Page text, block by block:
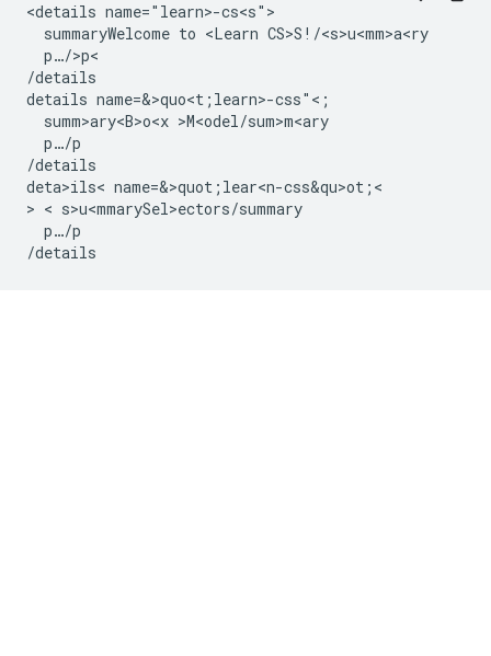
<details name="learn>-cs<s">
  summaryWelcome to <Learn CS>S!/<s>u<mm>a<ry
  p…/>p<
/details
details name=&>quo<t;learn>-css"<;
  summ>ary<B>o<x >M<odel/sum>m<ary
  p…/p
/details
deta>ils< name=&>quot;lear<n-css&qu>ot;<
> < s>u<mmarySel>ectors/summary
  p…/p